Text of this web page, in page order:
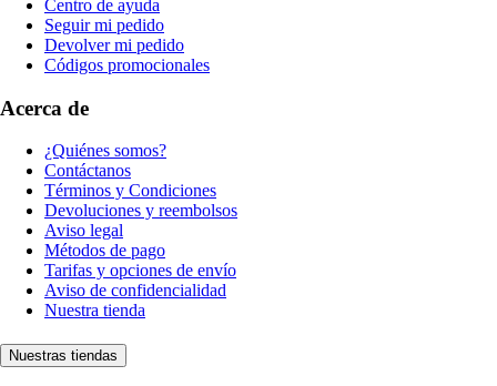
Centro de ayuda
Seguir mi pedido
Devolver mi pedido
Códigos promocionales
Acerca de
¿Quiénes somos?
Contáctanos
Términos y Condiciones
Devoluciones y reembolsos
Aviso legal
Métodos de pago
Tarifas y opciones de envío
Aviso de confidencialidad
Nuestra tienda
Nuestras tiendas